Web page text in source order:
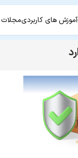
آموزش های کاربردیمجلات